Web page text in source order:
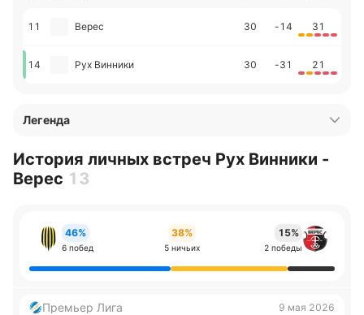
11 Верес 30 -14 31
14 Рух Винники 30 -31 21
Легенда
История личных встреч Рух Винники -
Верес 13
46%
6 побед
38%
5 ничьих
15%
2 победы
Премьер Лига 9 мая 2026